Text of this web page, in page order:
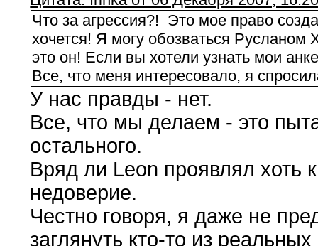
Что за агрессия?! Это мое право
хочется! Я могу обозваться Русланом
это он! Если вы хотели узнать мои
Все, что меня интересовало, я
У нас правды - нет.
Все, что мы делаем - это
остального.
Вряд ли Leon проявлял хоть
недоверие.
Честно говоря, я даже не
заглянуть кто-то из